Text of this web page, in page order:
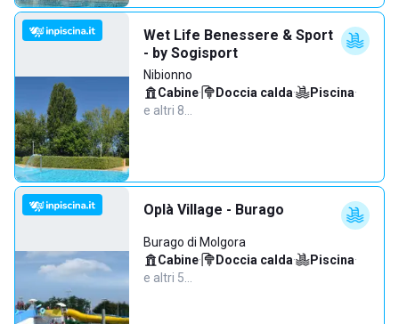
Wet Life Benessere & Sport
- by Sogisport
Nibionno
Cabine· Doccia calda· Piscina·
e altri 8…
Oplà Village - Burago
Burago di Molgora
Cabine· Doccia calda· Piscina·
e altri 5…